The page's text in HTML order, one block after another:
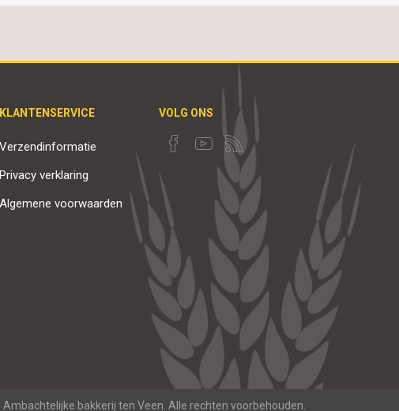
KLANTENSERVICE
Verzendinformatie
Privacy verklaring
Algemene voorwaarden
VOLG ONS
Ambachtelijke bakkerij ten Veen. Alle rechten voorbehouden.